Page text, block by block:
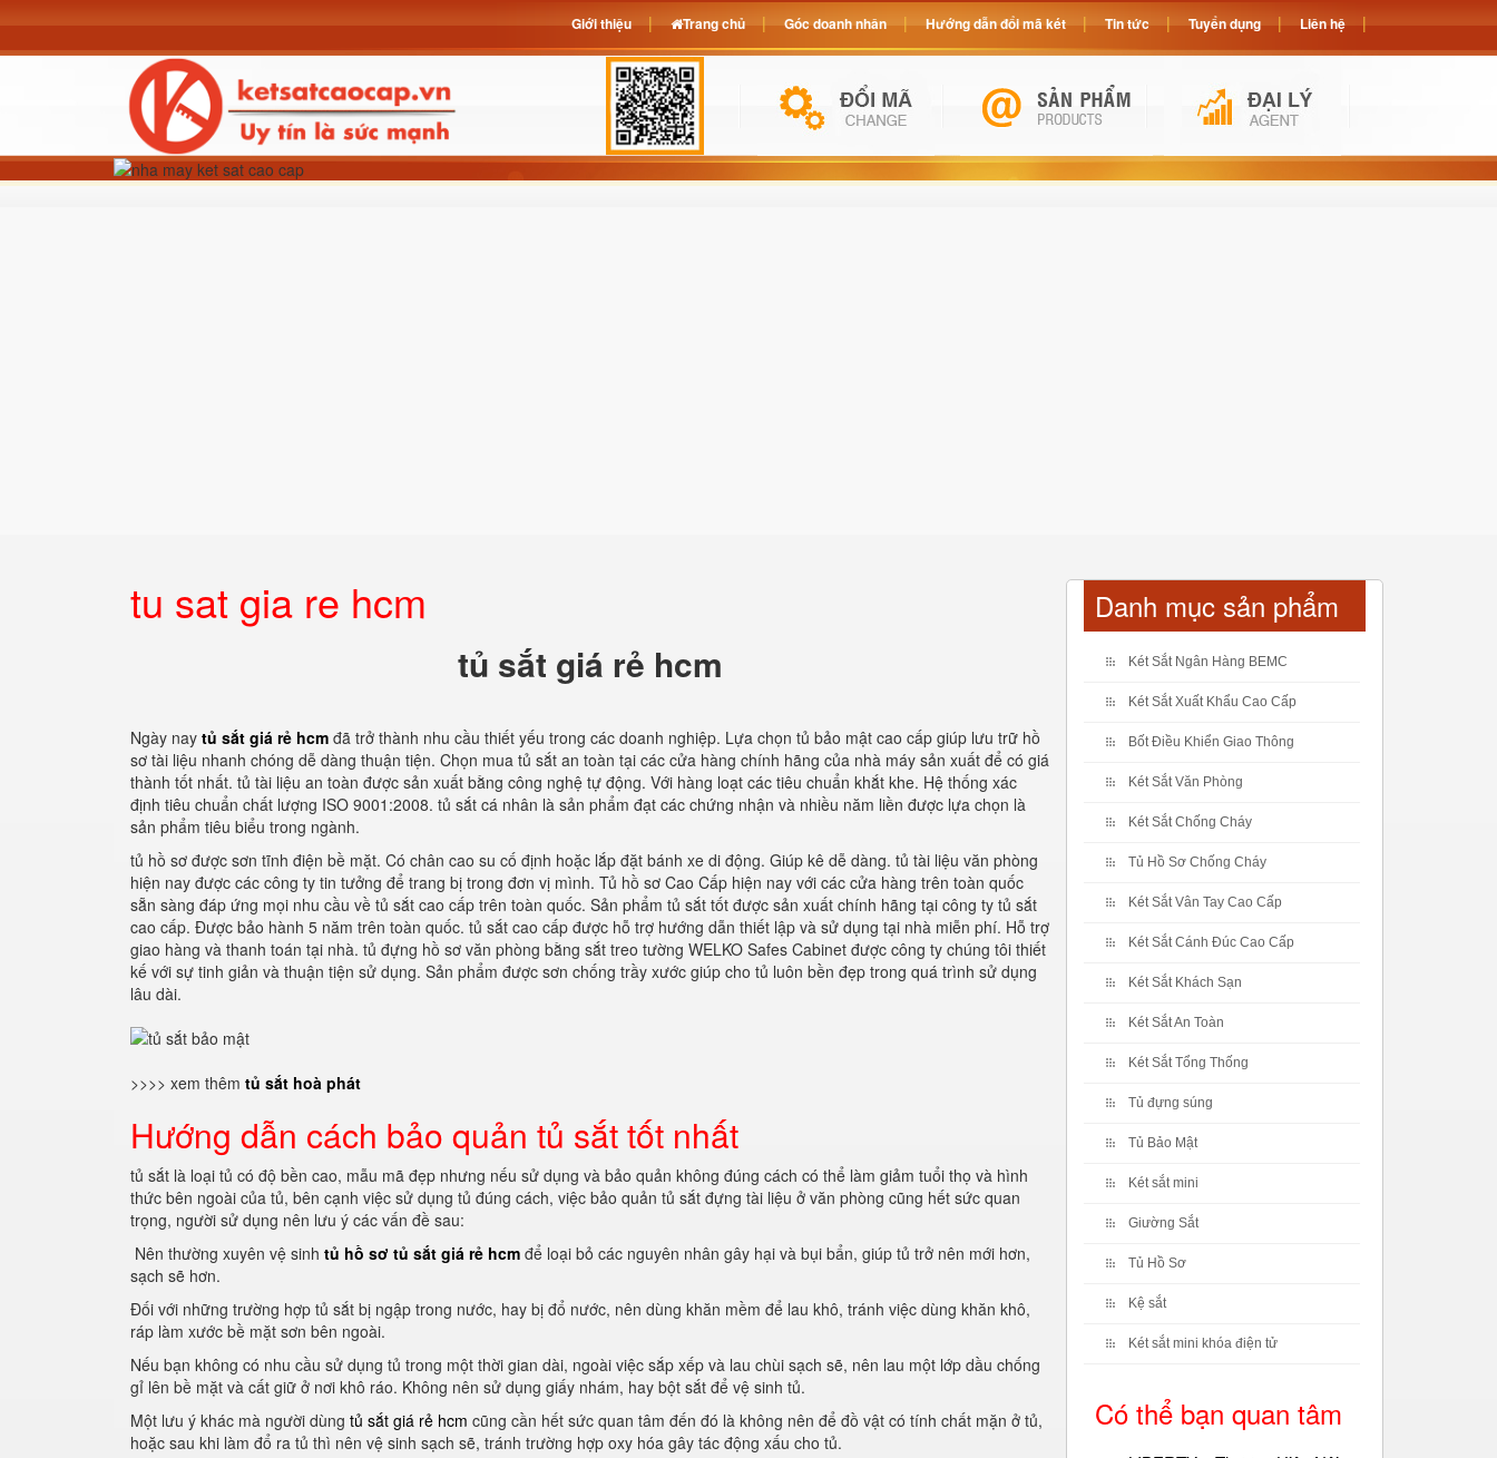
tu sat gia re hcm
tủ sắt giá rẻ hcm
Ngày nay tủ sắt giá rẻ hcm đã trở thành nhu cầu thiết yếu trong các doanh nghiệp. Lựa chọn tủ bảo mật cao cấp giúp lưu trữ hồ
sơ tài liệu nhanh chóng dễ dàng thuận tiện. Chọn mua tủ sắt an toàn tại các cửa hàng chính hãng của nhà máy sản xuất để có giá
thành tốt nhất. tủ tài liệu an toàn được sản xuất bằng công nghệ tự động. Với hàng loạt các tiêu chuẩn khắt khe. Hệ thống xác
định tiêu chuẩn chất lượng ISO 9001:2008. tủ sắt cá nhân là sản phẩm đạt các chứng nhận và nhiều năm liền được lựa chọn là
sản phẩm tiêu biểu trong ngành.
tủ hồ sơ được sơn tĩnh điện bề mặt. Có chân cao su cố định hoặc lắp đặt bánh xe di động. Giúp kê dễ dàng. tủ tài liệu văn phòng
hiện nay được các công ty tin tưởng để trang bị trong đơn vị mình. Tủ hồ sơ Cao Cấp hiện nay với các cửa hàng trên toàn quốc
sẵn sàng đáp ứng mọi nhu cầu về tủ sắt cao cấp trên toàn quốc. Sản phẩm tủ sắt tốt được sản xuất chính hãng tại công ty tủ sắt
cao cấp. Được bảo hành 5 năm trên toàn quốc. tủ sắt cao cấp được hỗ trợ hướng dẫn thiết lập và sử dụng tại nhà miễn phí. Hỗ trợ
giao hàng và thanh toán tại nhà. tủ đựng hồ sơ văn phòng bằng sắt treo tường WELKO Safes Cabinet được công ty chúng tôi thiết
kế với sự tinh giản và thuận tiện sử dụng. Sản phẩm được sơn chống trầy xước giúp cho tủ luôn bền đẹp trong quá trình sử dụng
lâu dài.
>>>> xem thêm tủ sắt hoà phát
Hướng dẫn cách bảo quản tủ sắt tốt nhất
tủ sắt là loại tủ có độ bền cao, mẫu mã đẹp nhưng nếu sử dụng và bảo quản không đúng cách có thể làm giảm tuổi thọ và hình
thức bên ngoài của tủ, bên cạnh việc sử dụng tủ đúng cách, việc bảo quản tủ sắt đựng tài liệu ở văn phòng cũng hết sức quan
trọng, người sử dụng nên lưu ý các vấn đề sau:
Nên thường xuyên vệ sinh tủ hồ sơ tủ sắt giá rẻ hcm để loại bỏ các nguyên nhân gây hại và bụi bẩn, giúp tủ trở nên mới hơn,
sạch sẽ hơn.
Đối với những trường hợp tủ sắt bị ngập trong nước, hay bị đổ nước, nên dùng khăn mềm để lau khô, tránh việc dùng khăn khô,
ráp làm xước bề mặt sơn bên ngoài.
Nếu bạn không có nhu cầu sử dụng tủ trong một thời gian dài, ngoài việc sắp xếp và lau chùi sạch sẽ, nên lau một lớp dầu chống
gỉ lên bề mặt và cất giữ ở nơi khô ráo. Không nên sử dụng giấy nhám, hay bột sắt để vệ sinh tủ.
Một lưu ý khác mà người dùng tủ sắt giá rẻ hcm cũng cần hết sức quan tâm đến đó là không nên để đồ vật có tính chất mặn ở tủ,
hoặc sau khi làm đổ ra tủ thì nên vệ sinh sạch sẽ, tránh trường hợp oxy hóa gây tác động xấu cho tủ.
Danh mục sản phẩm
Két Sắt Ngân Hàng BEMC
Két Sắt Xuất Khẩu Cao Cấp
Bốt Điều Khiển Giao Thông
Két Sắt Văn Phòng
Két Sắt Chống Cháy
Tủ Hồ Sơ Chống Cháy
Két Sắt Vân Tay Cao Cấp
Két Sắt Cánh Đúc Cao Cấp
Két Sắt Khách Sạn
Két Sắt An Toàn
Két Sắt Tổng Thống
Tủ đựng súng
Tủ Bảo Mật
Két sắt mini
Giường Sắt
Tủ Hồ Sơ
Kệ sắt
Két sắt mini khóa điện tử
Có thể bạn quan tâm
Giới thiệu Trang chủ Góc doanh nhân Hướng dẫn đổi mã két Tin tức Tuyển dụng Liên hệ